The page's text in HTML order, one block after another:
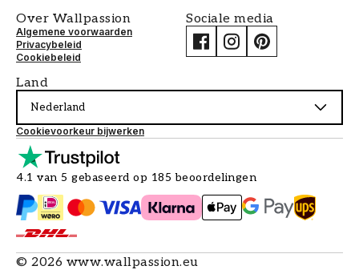
Over Wallpassion
Algemene voorwaarden
Privacybeleid
Cookiebeleid
Sociale media
Land
Nederland
Cookievoorkeur bijwerken
4.1 van 5 gebaseerd op 185 beoordelingen
© 2026 www.wallpassion.eu